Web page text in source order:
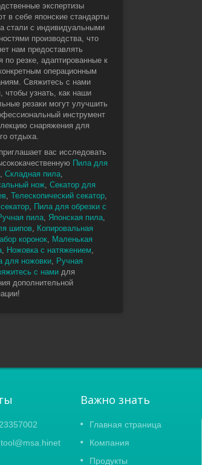
экспертизы
в себе японские стандарты
стали с индивидуальными
производства, что
нам предоставлять
по резке, адаптированные к
операционным
Свяжитесь с нами
чтобы узнать, как наши
резаки могут улучшить
инструмент
снаряжения для
отдыха.
вас исследовать
Пила для
, Складная пила,
нож, Секатор для
, Телескопический секатор,
, Пила для обрезки с
пила, Японская пила,
шипов, Копировальная
коронок, Маленькая
, Ножовка с натяжением,
для ножовки, Ручная
с нами для
дополнительной
Важно знать
Главная страница
Компания
Продукты
Весенняя Картонная ярмарка
2021